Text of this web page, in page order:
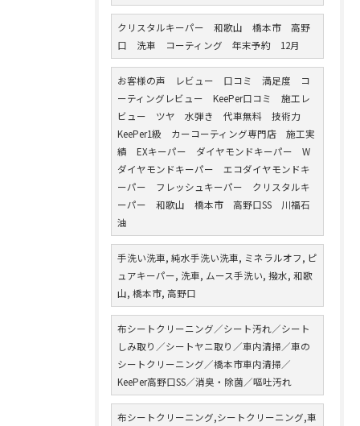
クリスタルキーパー 和歌山 橋本市 高野
口 洗車 コーティング 年末予約 12月
お客様の声 レビュー 口コミ 満足度 コ
ーティングレビュー KeePer口コミ 施工レ
ビュー ツヤ 水弾き 代車無料 技術力
KeePer1級 カーコーティング専門店 施工実
績 EXキーパー ダイヤモンドキーパー W
ダイヤモンドキーパー エコダイヤモンドキ
ーパー フレッシュキーパー クリスタルキ
ーパー 和歌山 橋本市 高野口SS 川福石
油
手洗い洗車, 純水手洗い洗車, ミネラルオフ, ピ
ュアキーパー, 洗車, ムース手洗い, 撥水, 和歌
山, 橋本市, 高野口
布シートクリーニング／シート汚れ／シート
しみ取り／シートヤニ取り／車内清掃／車の
シートクリーニング／橋本市車内清掃／
KeePer高野口SS／消臭・除菌／嘔吐汚れ
布シートクリーニング,シートクリーニング,車